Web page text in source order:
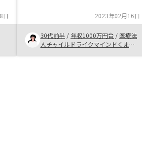
日
後の足しになるかな、くらいに思っ
ていましたが、収入に合わせ、より
効率的に運用するにはどうしたら良
いかを教えていただいたことも為に
なりました。 担当の方のレスポン
2023年02月16日
30代前半 / 年収1000万円台 /医療法
人チャイルドライクマインドくまさ